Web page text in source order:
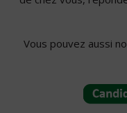
Vous pouvez aussi